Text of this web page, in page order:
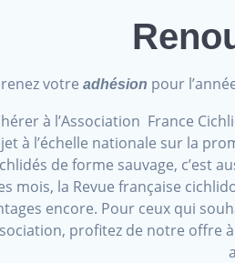
votreadhésion pour
à l’Association France
à l’échelle nationale sur la
de forme sauvage, c’est
mois, la Revue française
encore. Pour ceux qui
profitez de notre offre